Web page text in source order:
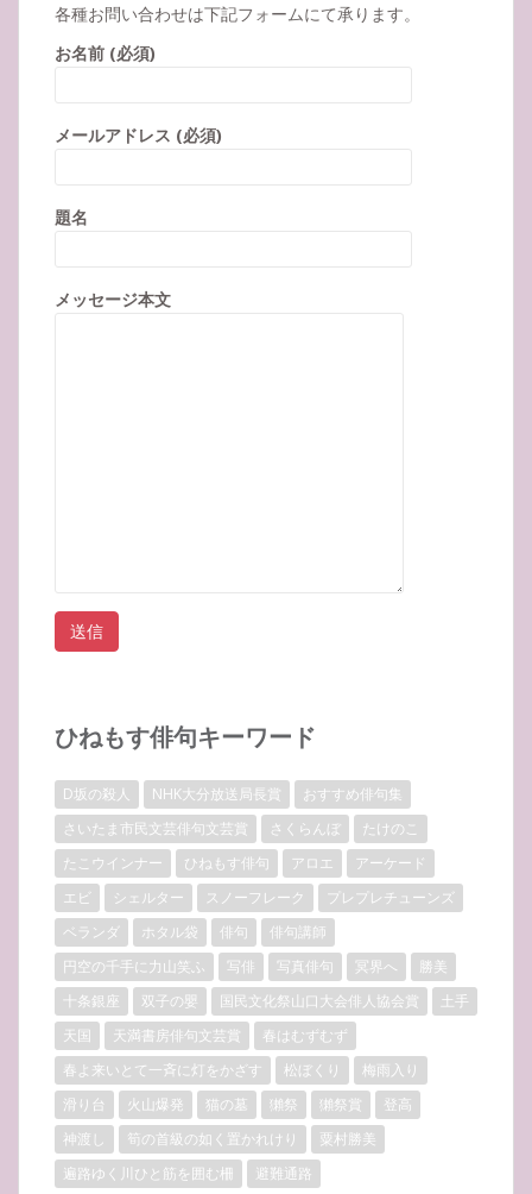
各種お問い合わせは下記フォームにて承ります。
お名前 (必須)
メールアドレス (必須)
題名
メッセージ本文
ひねもす俳句キーワード
D坂の殺人 NHK大分放送局長賞
おすすめ俳句集
さいたま市民文芸俳句文芸賞
さくらんぼ
たけのこ
たこウインナー
ひねもす俳句 アロエ
アーケード
エビ
シェルター スノーフレーク
プレプレチューンズ
ベランダ
ホタル袋 俳句
俳句講師
円空の千手に力山笑ふ
写俳 写真俳句 冥界へ
勝美
十条銀座
双子の嬰 国民文化祭山口大会俳人協会賞
土手
天国
天満書房俳句文芸賞
春はむずむず
春よ来いとて一斉に灯をかざす
松ぼくり
梅雨入り
滑り台
火山爆発 猫の墓 獺祭 獺祭賞
登高
神渡し
筍の首級の如く置かれけり
粟村勝美
遍路ゆく川ひと筋を囲む柵
避難通路